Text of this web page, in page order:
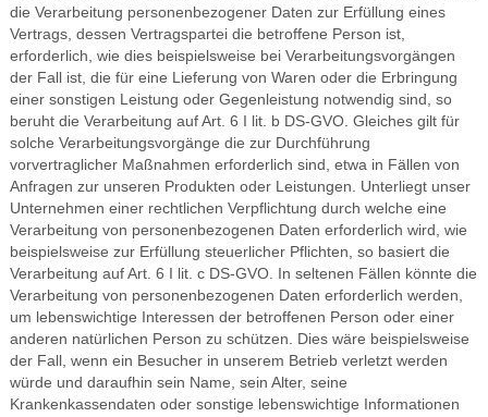
die Verarbeitung personenbezogener Daten zur Erfüllung eines
Vertrags, dessen Vertragspartei die betroffene Person ist,
erforderlich, wie dies beispielsweise bei Verarbeitungsvorgängen
der Fall ist, die für eine Lieferung von Waren oder die Erbringung
einer sonstigen Leistung oder Gegenleistung notwendig sind, so
beruht die Verarbeitung auf Art. 6 I lit. b DS-GVO. Gleiches gilt für
solche Verarbeitungsvorgänge die zur Durchführung
vorvertraglicher Maßnahmen erforderlich sind, etwa in Fällen von
Anfragen zur unseren Produkten oder Leistungen. Unterliegt unser
Unternehmen einer rechtlichen Verpflichtung durch welche eine
Verarbeitung von personenbezogenen Daten erforderlich wird, wie
beispielsweise zur Erfüllung steuerlicher Pflichten, so basiert die
Verarbeitung auf Art. 6 I lit. c DS-GVO. In seltenen Fällen könnte die
Verarbeitung von personenbezogenen Daten erforderlich werden,
um lebenswichtige Interessen der betroffenen Person oder einer
anderen natürlichen Person zu schützen. Dies wäre beispielsweise
der Fall, wenn ein Besucher in unserem Betrieb verletzt werden
würde und daraufhin sein Name, sein Alter, seine
Krankenkassendaten oder sonstige lebenswichtige Informationen